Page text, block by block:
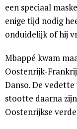
een speciaal
enige tijd nodig
onduidelijk of hij
Mbappé kwam
Oostenrijk-
Danso. De
stootte daarna
Oostenrijkse